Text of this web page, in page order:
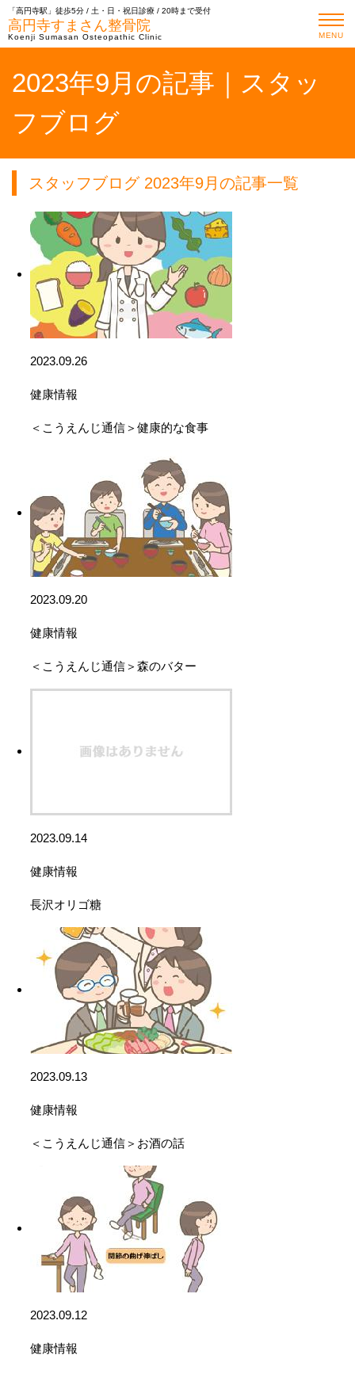
「高円寺駅」徒歩5分 / 土・日・祝日診療 / 20時まで受付
高円寺すまさん整骨院
Koenji Sumasan Osteopathic Clinic MENU
2023年9月の記事｜スタッ
フブログ
スタッフブログ 2023年9月の記事一覧
2023.09.26
健康情報
＜こうえんじ通信＞健康的な食事
2023.09.20
健康情報
＜こうえんじ通信＞森のバター
2023.09.14
健康情報
長沢オリゴ糖
2023.09.13
健康情報
＜こうえんじ通信＞お酒の話
2023.09.12
健康情報